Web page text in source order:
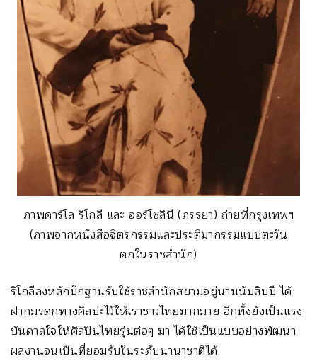
ภาพคาร์โล ริโกลี และ ออร์โซลินี (ภรรยา) ถ่ายที่กรุงเทพฯ
(ภาพจากหนังสือจิตรกรรมและประติมากรรมแบบตะวัน
ตกในราชสำนัก)
ริโกลีลงหลักปักฐานรับใช้ราชสำนักสยามอยู่นานนับสิบปี ได้
ฝากมรดกทางศิลปะไว้ให้เราชาวไทยมากมาย อีกทั้งยังเป็นแรง
บันดาลใจให้ศิลปินไทยรุ่นต่อๆ มา ได้ใช้เป็นแบบอย่างพัฒนา
ผลงานจนเป็นที่ยอมรับในระดับนานาชาติได้